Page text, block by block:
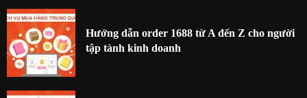
Hướng dẫn order 1688 từ A đến Z cho người
tập tành kinh doanh